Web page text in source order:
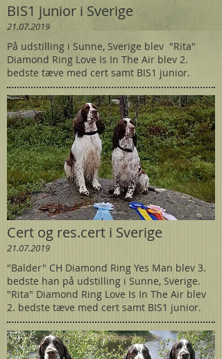
BIS1 junior i Sverige
21.07.2019
På udstilling i Sunne, Sverige blev "Rita"
Diamond Ring Love Is In The Air blev 2.
bedste tæve med cert samt BIS1 junior.
Cert og res.cert i Sverige
21.07.2019
"Balder" CH Diamond Ring Yes Man blev 3.
bedste han på udstilling i Sunne, Sverige.
"Rita" Diamond Ring Love Is In The Air blev
2. bedste tæve med cert samt BIS1 junior.